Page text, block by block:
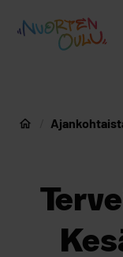
Nuortenoulu.fi
Nuorten Oulu